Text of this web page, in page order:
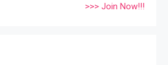
>>> Join Now!!!